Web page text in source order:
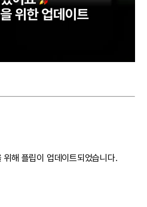
위해 플립이 업데이트되었습니다.